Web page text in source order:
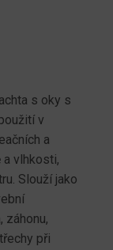
s oky s
v
a
a vlhkosti,
Slouží jako
záhonu,
při